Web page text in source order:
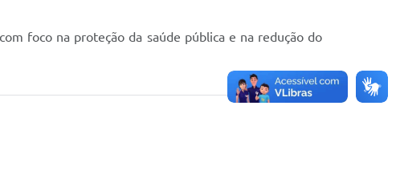
foco na proteção da saúde pública e na redução do